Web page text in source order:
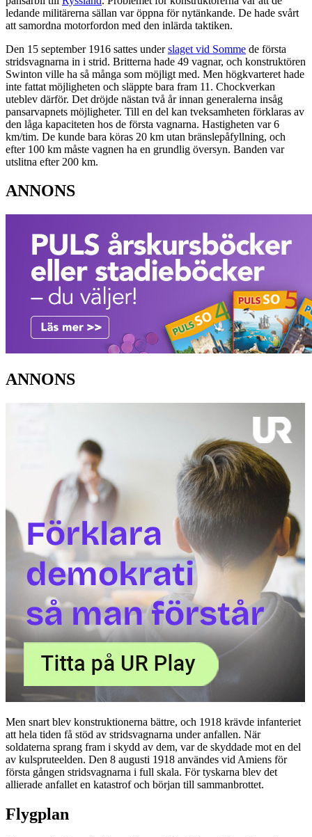
ledande militärerna sällan var öppna för nytänkande. De hade svårt
att samordna motorfordon med den inlärda taktiken.
Den 15 september 1916 sattes underslaget vid Somme de första
stridsvagnarna in i strid. Britterna hade 49 vagnar, och konstruktören
Swinton ville ha så många som möjligt med. Men högkvarteret hade
inte fattat möjligheten och släppte bara fram 11. Chockverkan
uteblev därför. Det dröjde nästan två år innan generalerna insåg
pansarvapnets möjligheter. Till en del kan tveksamheten förklaras av
den låga kapaciteten hos de första vagnarna. Hastigheten var 6
km/tim. De kunde bara köras 20 km utan bränslepåfyllning, och
efter 100 km måste vagnen ha en grundlig översyn. Banden var
utslitna efter 200 km.
ANNONS
ANNONS
Men snart blev konstruktionerna bättre, och 1918 krävde infanteriet
att hela tiden få stöd av stridsvagnarna under anfallen. När
soldaterna sprang fram i skydd av dem, var de skyddade mot en del
av kulspruteelden. Den 8 augusti 1918 användes vid Amiens för
första gången stridsvagnarna i full skala. För tyskarna blev det
allierade anfallet en katastrof och början till sammanbrottet.
Flygplan